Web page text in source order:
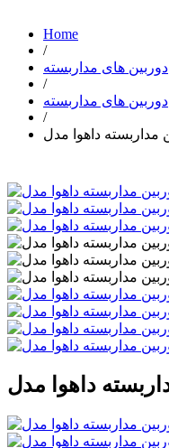
Home
/
دوربین های مداربسته
/
دوربین های مداربسته
/